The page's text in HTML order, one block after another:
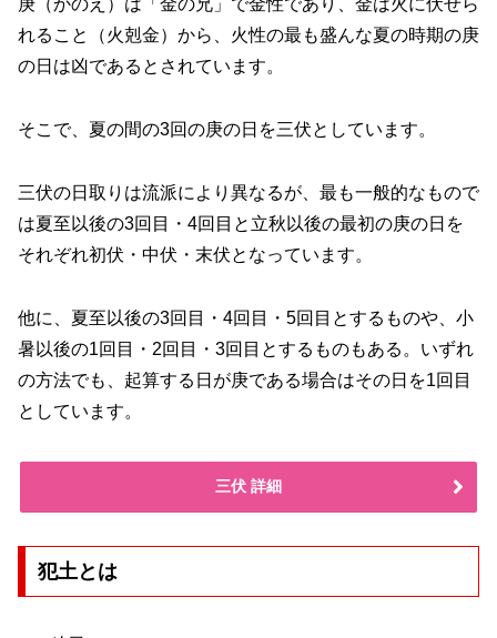
庚（かのえ）は「金の兄」で金性であり、金は火に伏せら
れること（火剋金）から、火性の最も盛んな夏の時期の庚
の日は凶であるとされています。
そこで、夏の間の3回の庚の日を三伏としています。
三伏の日取りは流派により異なるが、最も一般的なもので
は夏至以後の3回目・4回目と立秋以後の最初の庚の日を
それぞれ初伏・中伏・末伏となっています。
他に、夏至以後の3回目・4回目・5回目とするものや、小
暑以後の1回目・2回目・3回目とするものもある。いずれ
の方法でも、起算する日が庚である場合はその日を1回目
としています。
三伏 詳細
犯土とは